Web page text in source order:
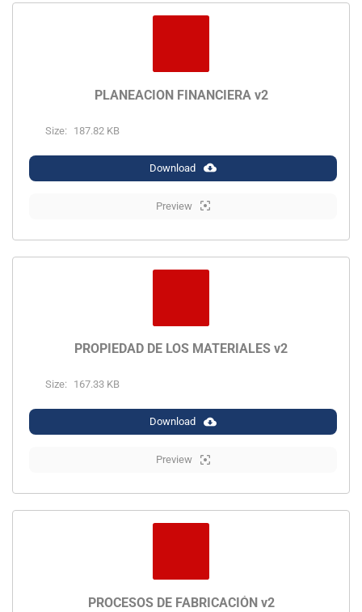
PLANEACION FINANCIERA v2
Size: 187.82 KB
Download
Preview
PROPIEDAD DE LOS MATERIALES v2
Size: 167.33 KB
Download
Preview
PROCESOS DE FABRICACIÓN v2